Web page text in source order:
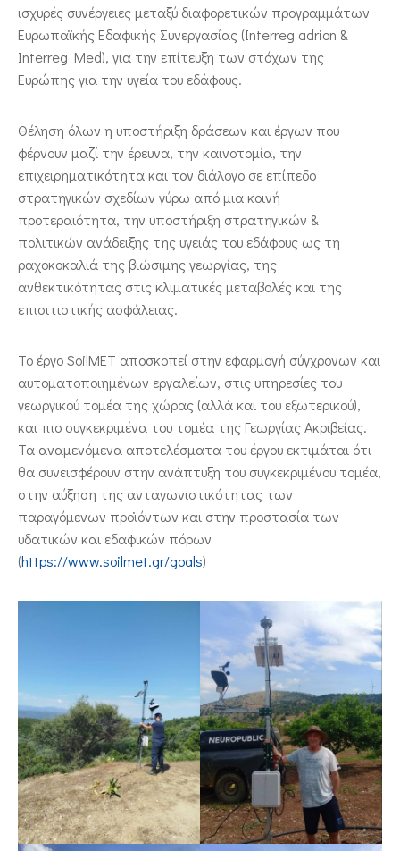
ισχυρές συνέργειες μεταξύ διαφορετικών προγραμμάτων
Ευρωπαϊκής Εδαφικής Συνεργασίας (Interreg adrion &
Interreg Med), για την επίτευξη των στόχων της
Ευρώπης για την υγεία του εδάφους.
Θέληση όλων η υποστήριξη δράσεων και έργων που
φέρνουν μαζί την έρευνα, την καινοτομία, την
επιχειρηματικότητα και τον διάλογο σε επίπεδο
στρατηγικών σχεδίων γύρω από μια κοινή
προτεραιότητα, την υποστήριξη στρατηγικών &
πολιτικών ανάδειξης της υγειάς του εδάφους ως τη
ραχοκοκαλιά της βιώσιμης γεωργίας, της
ανθεκτικότητας στις κλιματικές μεταβολές και της
επισιτιστικής ασφάλειας.
Το έργο SoilMET αποσκοπεί στην εφαρμογή σύγχρονων και
αυτοματοποιημένων εργαλείων, στις υπηρεσίες του
γεωργικού τομέα της χώρας (αλλά και του εξωτερικού),
και πιο συγκεκριμένα του τομέα της Γεωργίας Ακριβείας.
Τα αναμενόμενα αποτελέσματα του έργου εκτιμάται ότι
θα συνεισφέρουν στην ανάπτυξη του συγκεκριμένου τομέα,
στην αύξηση της ανταγωνιστικότητας των
παραγόμενων προϊόντων και στην προστασία των
υδατικών και εδαφικών πόρων
(https://www.soilmet.gr/goals)